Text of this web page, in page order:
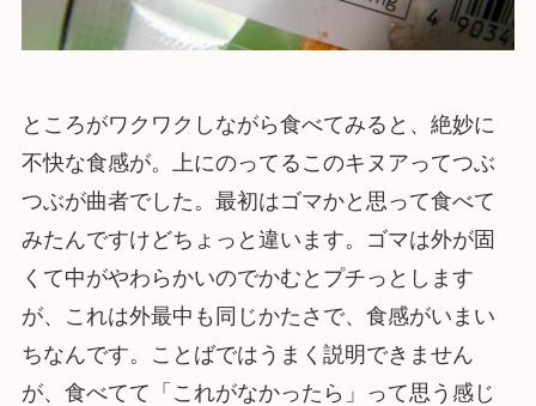
ところがワクワクしながら食べてみると、絶妙に
不快な食感が。上にのってるこのキヌアってつぶ
つぶが曲者でした。最初はゴマかと思って食べて
みたんですけどちょっと違います。ゴマは外が固
くて中がやわらかいのでかむとプチっとします
が、これは外最中も同じかたさで、食感がいまい
ちなんです。ことばではうまく説明できません
が、食べてて「これがなかったら」って思う感じ